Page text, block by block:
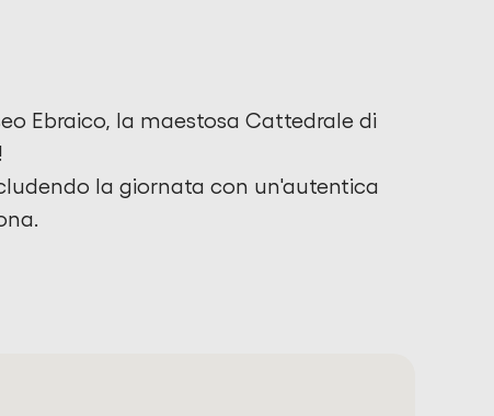
Ebraico, la maestosa Cattedrale di
la giornata con un'autentica